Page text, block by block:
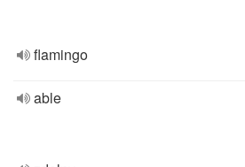
flamingo
able